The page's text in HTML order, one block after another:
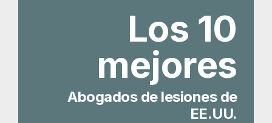
Los 10
mejores
Abogados de lesiones de
EE.UU.